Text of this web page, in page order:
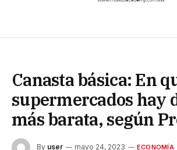
Canasta básica: En
supermercados hay
más barata, según
By user mayo 24, 2023 ECONOMÍA